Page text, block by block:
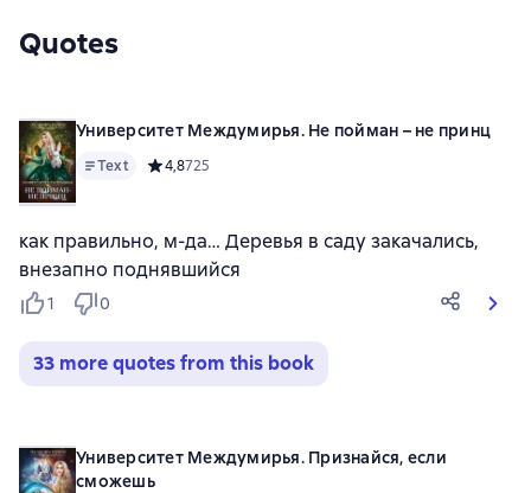
Quotes
Университет Междумирья. Не пойман – не принц
Text Средний рейтинг 4,8 на основе 725 оценок
4,8725
как правильно, м-да… Деревья в саду закачались,
внезапно поднявшийся
1 0
33 more quotes from this book
Университет Междумирья. Признайся, если
сможешь